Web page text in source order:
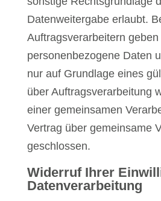
Datenweitergabe erlaubt.
Auftragsverarbeitern geben
personenbezogene Daten
nur auf Grundlage eines
über Auftragsverarbeitung
einer gemeinsamen
Vertrag über gemeinsame
geschlossen.
Widerruf Ihrer
Datenverarbeitung